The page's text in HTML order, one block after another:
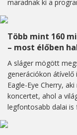
maradnak ki a
Több mint 160
– most élőben
A sláger mögött
generációkon átívelő
Eagle-Eye Cherry,
koncertet, ahol a
legfontosabb dalai is